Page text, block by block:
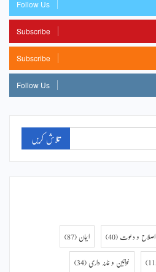
Follow Us
Subscribe
Subscribe
Follow Us
اصلاح و دعوت (40) ایمان (87)
خواتین و خانہ داری (34)